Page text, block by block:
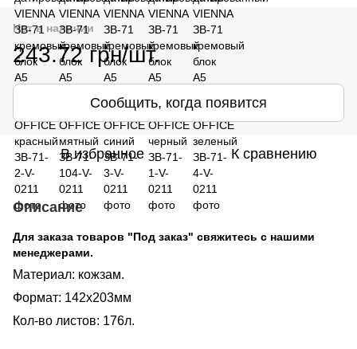
Нет в наличии
243.72 грн/шт.
Сообщить, когда появится
В избранное К сравнению
Описание
Для заказа товаров "Под заказ" свяжитесь с нашими
менеджерами.
Материал: кожзам.
Формат: 142х203мм
Кол-во листов: 176л.